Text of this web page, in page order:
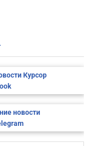
Курсор
новости